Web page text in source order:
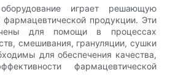
играет решающую
фармацевтической продукции. Эти
для помощи в процессах
смешивания, грануляции, сушки
для обеспечения качества,
фармацевтической